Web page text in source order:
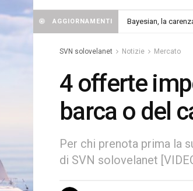
AGGIORNAMENTI Bayesian, la
SVN solovelanet Notizie Mercato
4 offerte
barca o del
Per chi prenota prima la
di SVN solovelanet